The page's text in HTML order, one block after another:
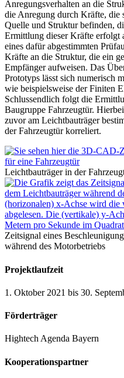
Anregungsverhalten an die
die Anregung durch Kräfte, die
Quelle und Struktur befinden,
Ermittlung dieser Kräfte erfolgt
eines dafür abgestimmten
Kräfte an die Struktur, die ein
Empfänger aufweisen. Das
Prototyps lässt sich numerisch
wie beispielsweise der Finiten
Schlussendlich folgt die
Baugruppe Fahrzeugtür.
zuvor am Leichtbauträger
der Fahrzeugtür korreliert.
Leichtbauträger in der
Zeitsignal eines
während des Motorbetriebs
Projektlaufzeit
1. Oktober 2021 bis 30.
Förderträger
Hightech Agenda Bayern
Kooperationspartner